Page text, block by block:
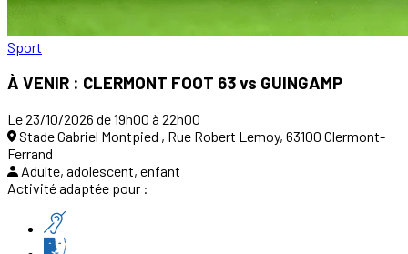
Sport
À VENIR : CLERMONT FOOT 63 vs GUINGAMP
Le 23/10/2026 de 19h00 à 22h00
Stade Gabriel Montpied , Rue Robert Lemoy, 63100 Clermont-
Ferrand
Adulte, adolescent, enfant
Activité adaptée pour :